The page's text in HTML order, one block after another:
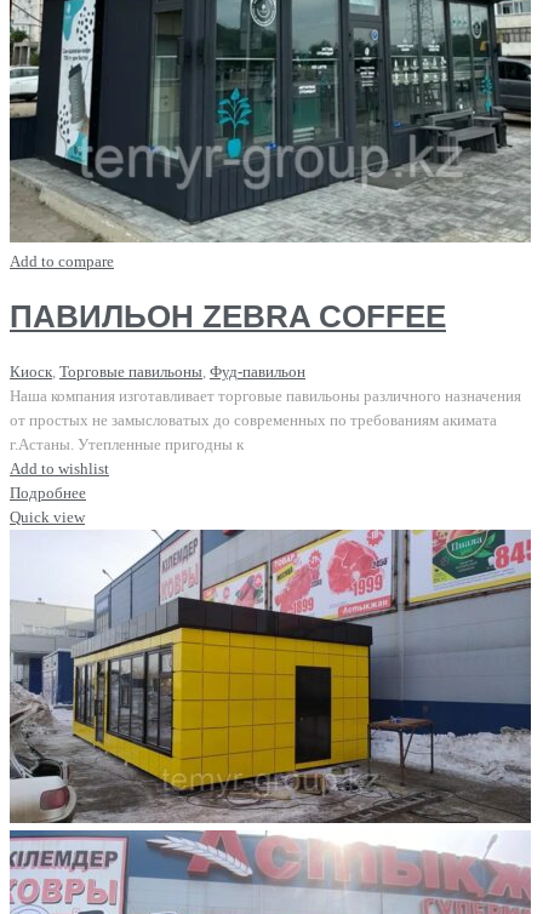
Add to compare
ПАВИЛЬОН ZEBRA COFFEE
Киоск, Торговые павильоны, Фуд-павильон
Наша компания изготавливает торговые павильоны различного назначения
от простых не замысловатых до современных по требованиям акимата
г.Астаны. Утепленные пригодны к
Add to wishlist
Подробнее
Quick view